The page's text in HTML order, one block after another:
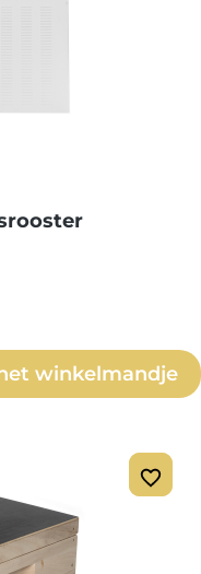
de
winkelmandje